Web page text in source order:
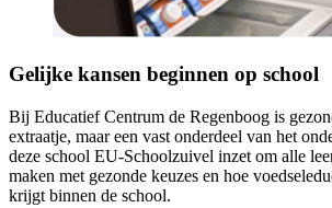
Gelijke kansen beginnen op school
Bij Educatief Centrum de Regenboog is
extraatje, maar een vast onderdeel van het
deze school EU-Schoolzuivel inzet om alle
maken met gezonde keuzes en hoe
krijgt binnen de school.